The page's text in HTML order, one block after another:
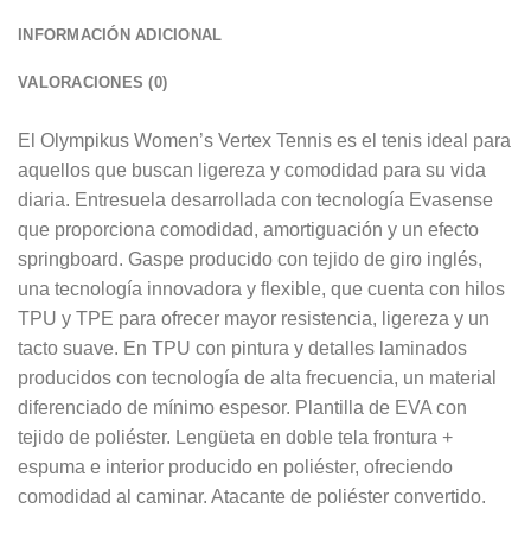
INFORMACIÓN ADICIONAL
VALORACIONES (0)
El Olympikus Women’s Vertex Tennis es el tenis ideal para
aquellos que buscan ligereza y comodidad para su vida
diaria. Entresuela desarrollada con tecnología Evasense
que proporciona comodidad, amortiguación y un efecto
springboard. Gaspe producido con tejido de giro inglés,
una tecnología innovadora y flexible, que cuenta con hilos
TPU y TPE para ofrecer mayor resistencia, ligereza y un
tacto suave. En TPU con pintura y detalles laminados
producidos con tecnología de alta frecuencia, un material
diferenciado de mínimo espesor. Plantilla de EVA con
tejido de poliéster. Lengüeta en doble tela frontura +
espuma e interior producido en poliéster, ofreciendo
comodidad al caminar. Atacante de poliéster convertido.